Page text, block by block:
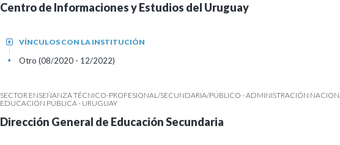
Centro de Informaciones y Estudios del Uruguay
VÍNCULOS CON LA INSTITUCIÓN
+
Otro (08/2020 - 12/2022)
+
SECTOR ENSEÑANZA TÉCNICO-PROFESIONAL/SECUNDARIA/PÚBLICO - ADMINISTRACIÓN
EDUCACIÓN PÚBLICA - URUGUAY
Dirección General de Educación Secundaria